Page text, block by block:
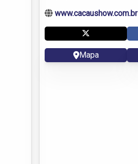
www.cacaushow.com.br
Mapa